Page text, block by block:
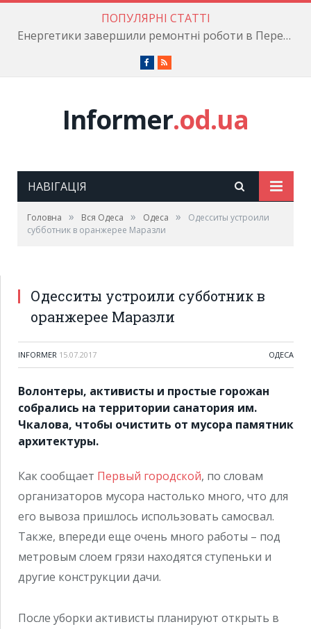
ПОПУЛЯРНІ СТАТТІ
Енергетики завершили ремонтні роботи в Пересипському районі
Facebook
RSS
Informer.od.ua
НАВІГАЦІЯ
Головна » Вся Одеса » Одеса »
Одесситы устроили
субботник в оранжерее Маразли
Одесситы устроили субботник в
оранжерее Маразли
INFORMER 15.07.2017 ОДЕСА
Волонтеры, активисты и простые горожан
собрались на территории санатория им.
Чкалова, чтобы очистить от мусора памятник
архитектуры.
Как сообщает Первый городской, по словам
организаторов мусора настолько много, что для
его вывоза пришлось использовать самосвал.
Также, впереди еще очень много работы – под
метровым слоем грязи находятся ступеньки и
другие конструкции дачи.
После уборки активисты планируют открыть в